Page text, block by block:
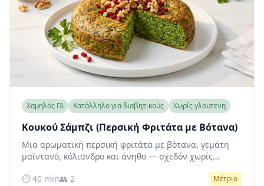
Χαμηλός ΓΔ Κατάλληλο για διαβητικούς Χωρίς γλουτένη
Κουκού Σάμπζι (Περσική Φριτάτα με Βότανα)
Μια αρωματική περσική φριτάτα με βότανα, γεμάτη
μαϊντανό, κόλιανδρο και άνηθο — σχεδόν χωρίς
λιπαρά για σταθερό σάκχαρο όλη μέρα.
⏱️ 40 min👥 2 Μέτριο